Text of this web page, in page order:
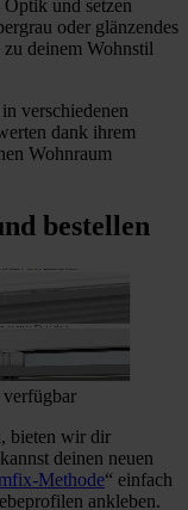
und setzen
oder glänzendes
deinem Wohnstil
verschiedenen
dank ihrem
Wohnraum
bestellen
verfügbar
bieten wir dir
deinen neuen
Methode“ einfach
ankleben.